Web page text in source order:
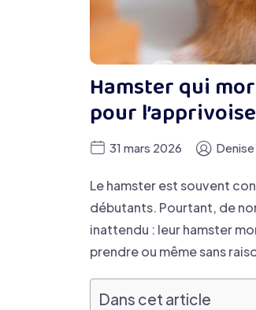
Hamster qui
pour
31 mars 2026
Le hamster est souvent
débutants. Pourtant, de
inattendu : leur hamster
prendre ou même sans
Dans cet article